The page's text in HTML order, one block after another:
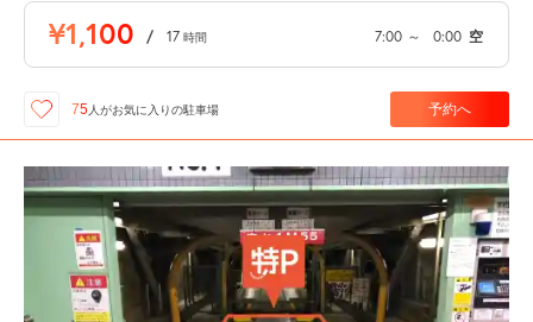
¥1,100 / 17 時間 7:00 ～ 0:00 空
75 人がお気に入りの駐車場 予約へ